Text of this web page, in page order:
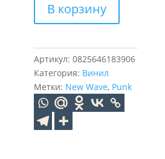
товара
Joy
Unknown
Pleasures
(LP)
В корзину
Артикул:0825646183906
Категория: Винил
Метки: New Wave, Punk